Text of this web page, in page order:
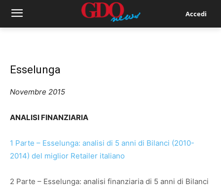
Accedi
Esselunga
Novembre 2015
ANALISI FINANZIARIA
1 Parte – Esselunga: analisi di 5 anni di Bilanci (2010-
2014) del miglior Retailer italiano
2 Parte – Esselunga: analisi finanziaria di 5 anni di Bilanci